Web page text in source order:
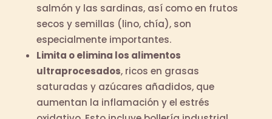
salmón y las sardinas, así como en frutos
secos y semillas (lino, chía), son
especialmente importantes.
Limita o elimina los alimentos
ultraprocesados, ricos en grasas
saturadas y azúcares añadidos, que
aumentan la inflamación y el estrés